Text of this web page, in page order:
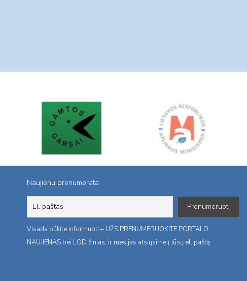
Naujienų prenumerata
Visada būkite informuoti – UŽSIPRENUMERUOKITE PORTALO
NAUJIENAS bei LOD žinias, ir mes jas atsiųsime į Jūsų el. paštą.